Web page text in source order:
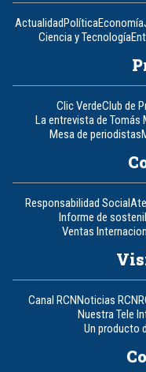
ActualidadPolíticaEconomía
Ciencia y Tecnología
Clic VerdeClub de
La entrevista de Tomás
Mesa de periodistas
Responsabilidad Social
Informe de
Ventas
Canal RCNNoticias RCN
Nuestra Tele
Un producto